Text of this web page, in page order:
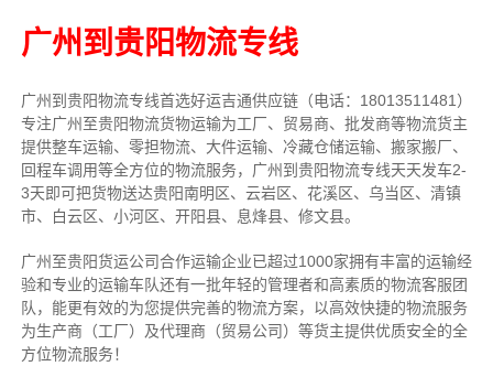
广州到贵阳物流专线
广州到贵阳物流专线首选好运吉通供应链（电话：18013511481）
专注广州至贵阳物流货物运输为工厂、贸易商、批发商等物流货主
提供整车运输、零担物流、大件运输、冷藏仓储运输、搬家搬厂、
回程车调用等全方位的物流服务，广州到贵阳物流专线天天发车2-
3天即可把货物送达贵阳南明区、云岩区、花溪区、乌当区、清镇
市、白云区、小河区、开阳县、息烽县、修文县。
广州至贵阳货运公司合作运输企业已超过1000家拥有丰富的运输经
验和专业的运输车队还有一批年轻的管理者和高素质的物流客服团
队，能更有效的为您提供完善的物流方案，以高效快捷的物流服务
为生产商（工厂）及代理商（贸易公司）等货主提供优质安全的全
方位物流服务！